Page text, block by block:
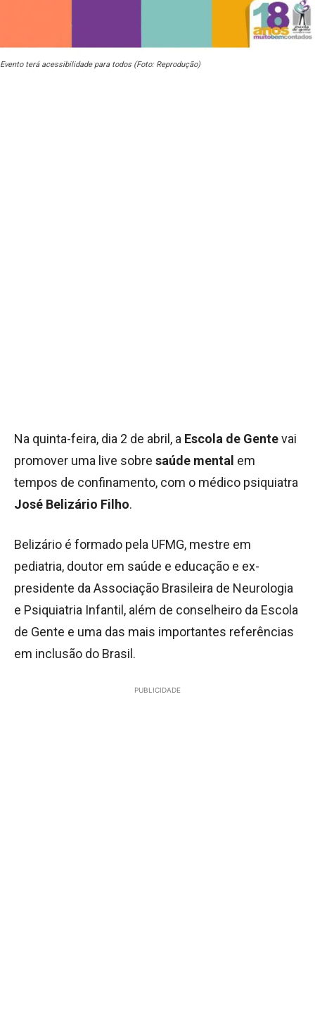
Evento terá acessibilidade para todos (Foto: Reprodução)
Na quinta-feira, dia 2 de abril, a Escola de Gentevai
promover uma live sobre saúde mental em
tempos de confinamento, com o médico psiquiatra
José Belizário Filho.
Belizário é formado pela UFMG, mestre em
pediatria, doutor em saúde e educação e ex-
presidente da Associação Brasileira de Neurologia
e Psiquiatria Infantil, além de conselheiro da Escola
de Gente e uma das mais importantes referências
em inclusão do Brasil.
PUBLICIDADE